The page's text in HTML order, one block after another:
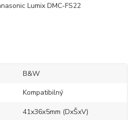
Lumix DMC-FS22
B&W
Kompatibilný
41x36x5mm (DxŠxV)